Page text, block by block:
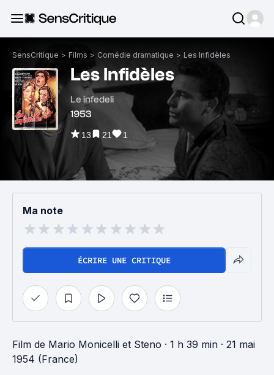
SensCritique > Films > Comédie dramatique > Les Infidèles
Les Infidèles
Le infedeli
1953
13 21 1
Ma note
ÉCRIRE UNE CRITIQUE
Film de Mario Monicelli et Steno · 1 h 39 min · 21 mai
1954 (France)